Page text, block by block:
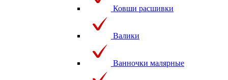
Ковши расшивки
Валики
Ванночки малярные